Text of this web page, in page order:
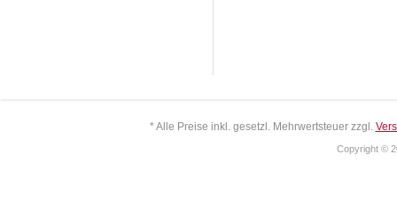
* Alle Preise inkl. gesetzl. Mehrwertsteuer zzgl.
Copyright ©